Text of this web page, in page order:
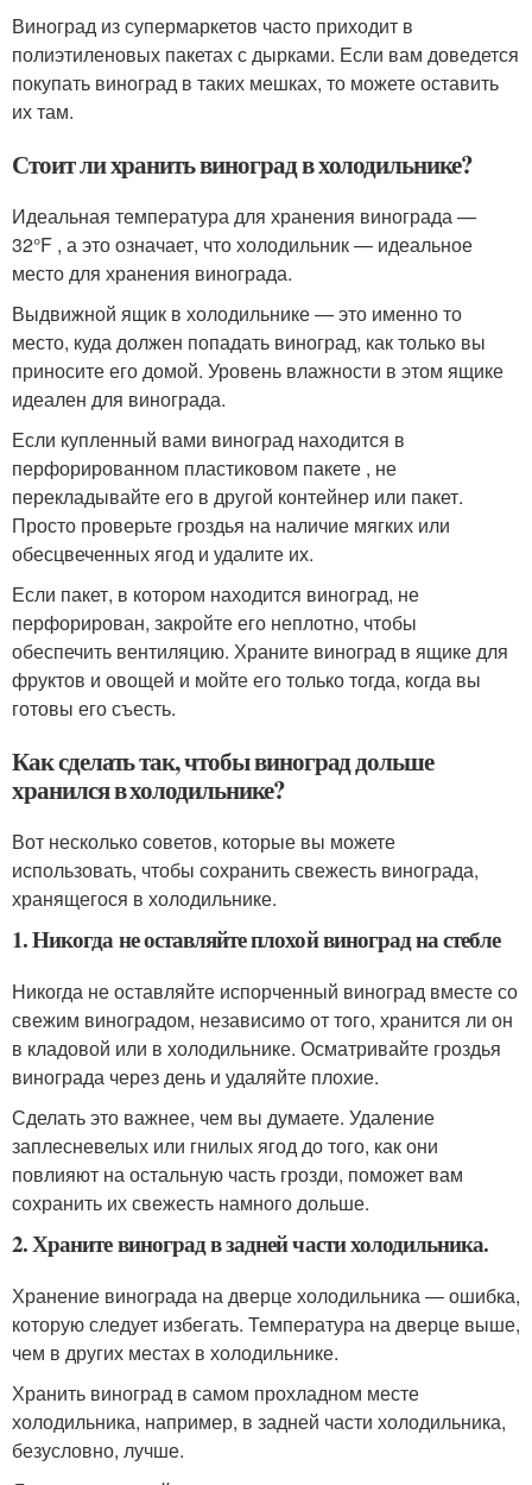
Виноград из супермаркетов часто приходит в
полиэтиленовых пакетах с дырками. Если вам доведется
покупать виноград в таких мешках, то можете оставить
их там.
Стоит ли хранить виноград в холодильнике?
Идеальная температура для хранения винограда —
32°F , а это означает, что холодильник — идеальное
место для хранения винограда.
Выдвижной ящик в холодильнике — это именно то
место, куда должен попадать виноград, как только вы
приносите его домой. Уровень влажности в этом ящике
идеален для винограда.
Если купленный вами виноград находится в
перфорированном пластиковом пакете , не
перекладывайте его в другой контейнер или пакет.
Просто проверьте гроздья на наличие мягких или
обесцвеченных ягод и удалите их.
Если пакет, в котором находится виноград, не
перфорирован, закройте его неплотно, чтобы
обеспечить вентиляцию. Храните виноград в ящике для
фруктов и овощей и мойте его только тогда, когда вы
готовы его съесть.
Как сделать так, чтобы виноград дольше
хранился в холодильнике?
Вот несколько советов, которые вы можете
использовать, чтобы сохранить свежесть винограда,
хранящегося в холодильнике.
1. Никогда не оставляйте плохой виноград на стебле
Никогда не оставляйте испорченный виноград вместе со
свежим виноградом, независимо от того, хранится ли он
в кладовой или в холодильнике. Осматривайте гроздья
винограда через день и удаляйте плохие.
Сделать это важнее, чем вы думаете. Удаление
заплесневелых или гнилых ягод до того, как они
повлияют на остальную часть грозди, поможет вам
сохранить их свежесть намного дольше.
2. Храните виноград в задней части холодильника.
Хранение винограда на дверце холодильника — ошибка,
которую следует избегать. Температура на дверце выше,
чем в других местах в холодильнике.
Хранить виноград в самом прохладном месте
холодильника, например, в задней части холодильника,
безусловно, лучше.